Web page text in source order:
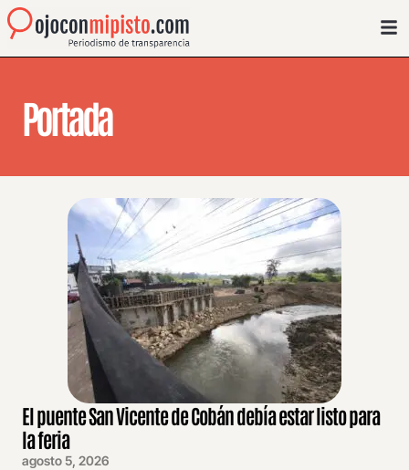
Portada
El puente San Vicente de Cobán debía estar listo para
la feria
agosto 5, 2026